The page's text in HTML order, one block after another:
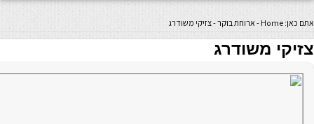
אתם כאן: Home
- ארוחת בוקר-צזיקי משודרג
צזיקי משודרג